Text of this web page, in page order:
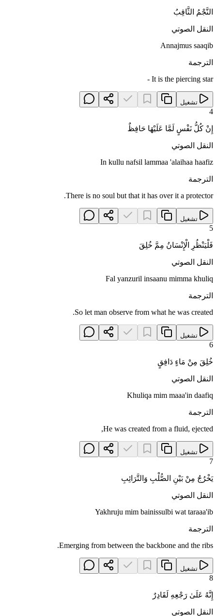
النَّجْمُ الثَّاقِبُ
النقل الصوتي
Annajmus saaqib
الترجمة
It is the piercing star -
تشغيل
4
إِنْ كُلُّ نَفْسٍ لَمَّا عَلَيْهَا حَافِظٌ
النقل الصوتي
In kullu nafsil lammaa 'alaihaa haafiz
الترجمة
There is no soul but that it has over it a protector.
تشغيل
5
فَلْيَنْظُرِ الْإِنْسَانُ مِمَّ خُلِقَ
النقل الصوتي
Fal yanzuril insaanu mimma khuliq
الترجمة
So let man observe from what he was created.
تشغيل
6
خُلِقَ مِنْ مَاءٍ دَافِقٍ
النقل الصوتي
Khuliqa mim maaa'in daafiq
الترجمة
He was created from a fluid, ejected,
تشغيل
7
يَخْرُجُ مِنْ بَيْنِ الصُّلْبِ وَالتَّرَائِبِ
النقل الصوتي
Yakhruju mim bainissulbi wat taraaa'ib
الترجمة
Emerging from between the backbone and the ribs.
تشغيل
8
إِنَّهُ عَلَىٰ رَجْعِهِ لَقَادِرٌ
النقل الصوتي